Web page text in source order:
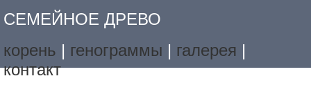
СЕМЕЙНОЕ ДРЕВО
корень | генограммы | галерея |
контакт